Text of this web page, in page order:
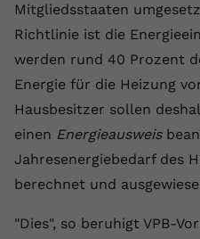
Mitgliedsstaaten
Richtlinie ist die
werden rund 40 Prozent
Energie für die Heizung
Hausbesitzer sollen
einen Energieausweis
Jahresenergiebedarf des
berechnet und
"Dies", so beruhigt VPB-
Laufzeit Session
Dieser von
registriert
gesehen hat.
Anbieter Youtube.com